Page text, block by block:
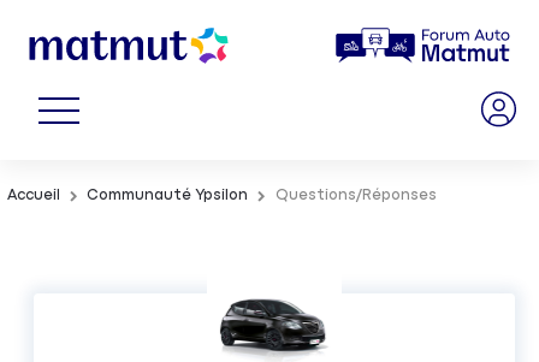
Accueil Communauté Ypsilon Questions/Réponses